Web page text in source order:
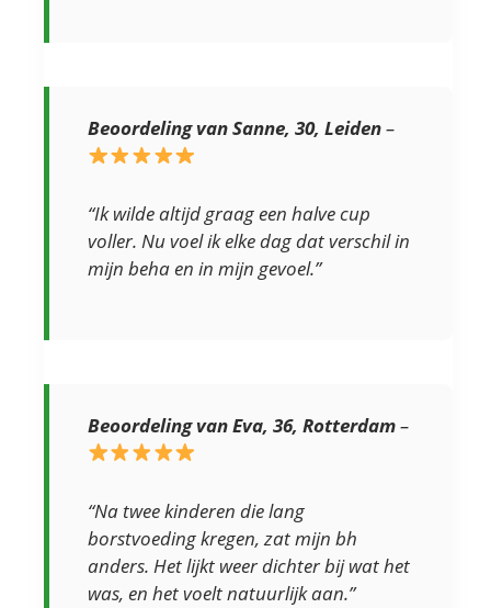
Beoordeling van Sanne, 30, Leiden–
“Ik wilde altijd graag een halve cup
voller. Nu voel ik elke dag dat verschil in
mijn beha en in mijn gevoel.”
Beoordeling van Eva, 36, Rotterdam–
“Na twee kinderen die lang
borstvoeding kregen, zat mijn bh
anders. Het lijkt weer dichter bij wat het
was, en het voelt natuurlijk aan.”